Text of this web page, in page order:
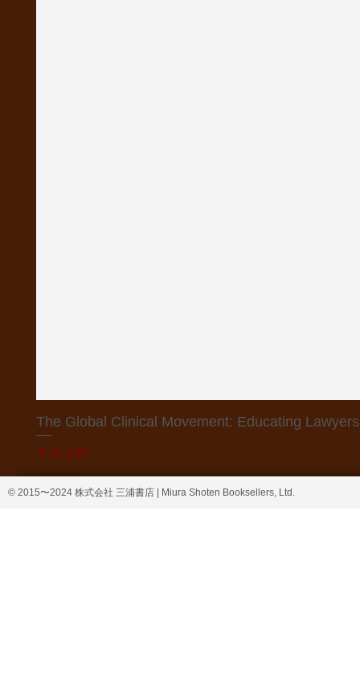
The Global Clinical Movement: Educating
価格
￥41,140
© 2015〜2024 株式会社 三浦書店 | Miura Shoten Booksellers, Ltd.